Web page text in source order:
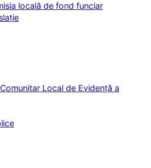
locală de fond funciar
Local de Evidență a